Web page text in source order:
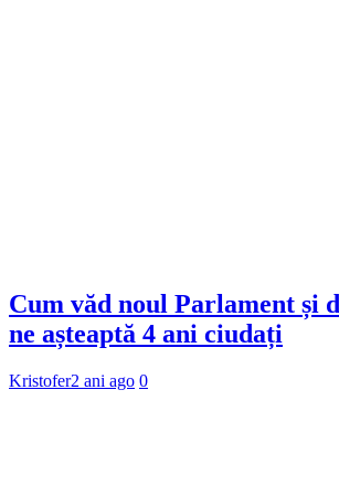
Cum văd noul Parlament și
ne așteaptă 4 ani ciudați
Kristofer2 ani ago 0